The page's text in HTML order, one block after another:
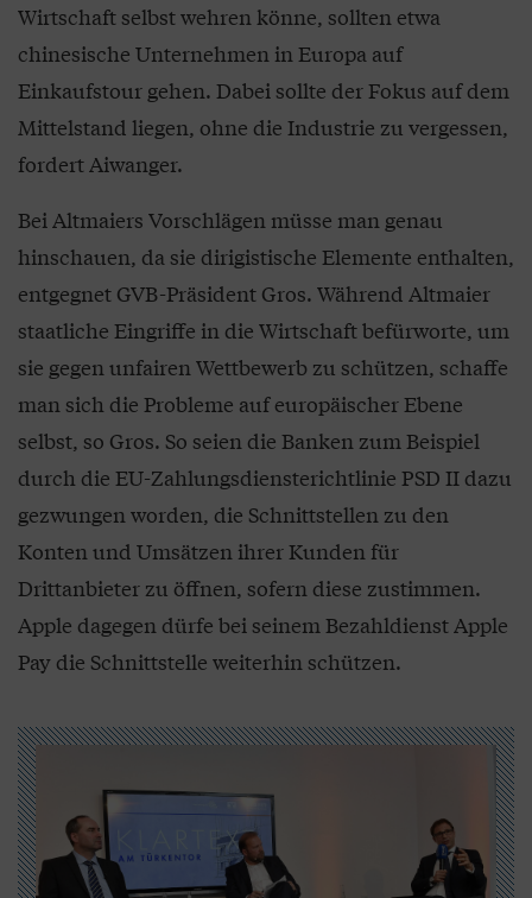
Wirtschaft selbst wehren könne, sollten etwa
chinesische Unternehmen in Europa auf
Einkaufstour gehen. Dabei sollte der Fokus auf dem
Mittelstand liegen, ohne die Industrie zu vergessen,
fordert Aiwanger.
Bei Altmaiers Vorschlägen müsse man genau
hinschauen, da sie dirigistische Elemente enthalten,
entgegnet GVB-Präsident Gros. Während Altmaier
staatliche Eingriffe in die Wirtschaft befürworte, um
sie gegen unfairen Wettbewerb zu schützen, schaffe
man sich die Probleme auf europäischer Ebene
selbst, so Gros. So seien die Banken zum Beispiel
durch die EU-Zahlungsdiensterichtlinie PSD II dazu
gezwungen worden, die Schnittstellen zu den
Konten und Umsätzen ihrer Kunden für
Drittanbieter zu öffnen, sofern diese zustimmen.
Apple dagegen dürfe bei seinem Bezahldienst Apple
Pay die Schnittstelle weiterhin schützen.